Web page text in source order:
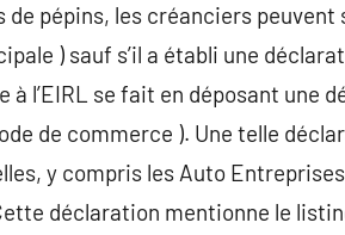
pépins, les créanciers
) sauf s’il a établi une
à l’EIRL se fait en déposant une
de commerce ). Une telle
y compris les Auto
déclaration mentionne le